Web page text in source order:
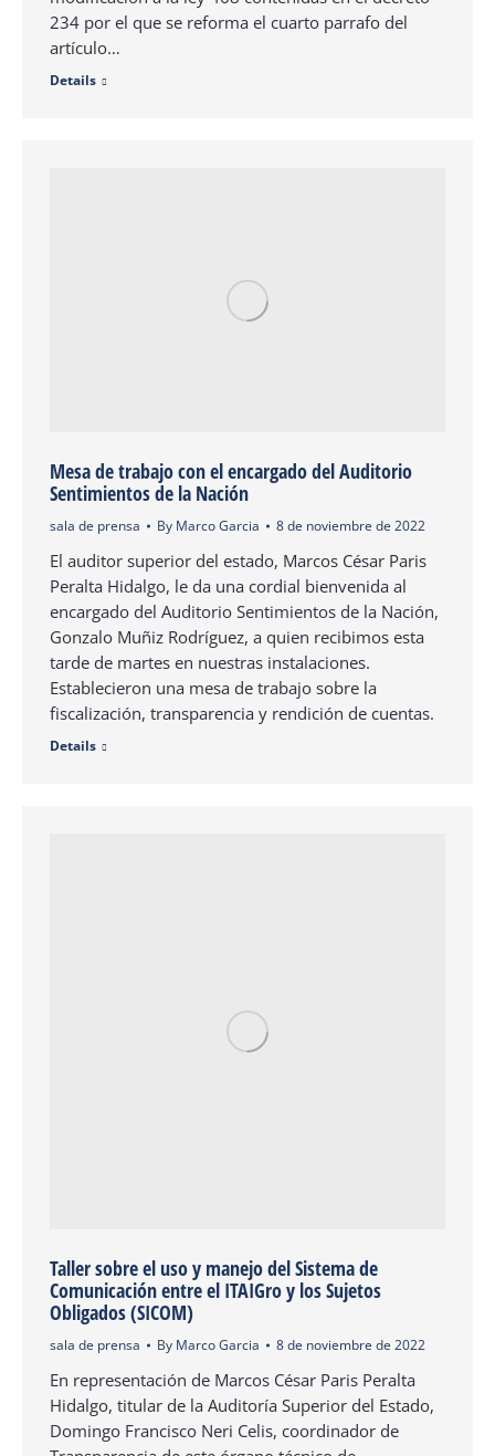
234 por el que se reforma el cuarto parrafo del
artículo…
Details
Mesa de trabajo con el encargado del Auditorio
Sentimientos de la Nación
sala de prensa By Marco Garcia 8 de noviembre de 2022
El auditor superior del estado, Marcos César Paris
Peralta Hidalgo, le da una cordial bienvenida al
encargado del Auditorio Sentimientos de la Nación,
Gonzalo Muñiz Rodríguez, a quien recibimos esta
tarde de martes en nuestras instalaciones.
Establecieron una mesa de trabajo sobre la
fiscalización, transparencia y rendición de cuentas.
Details
Taller sobre el uso y manejo del Sistema de
Comunicación entre el ITAIGro y los Sujetos
Obligados (SICOM)
sala de prensa By Marco Garcia 8 de noviembre de 2022
En representación de Marcos César Paris Peralta
Hidalgo, titular de la Auditoría Superior del Estado,
Domingo Francisco Neri Celis, coordinador de